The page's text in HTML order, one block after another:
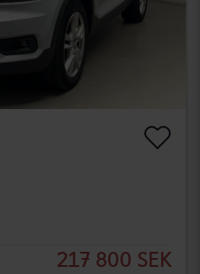
217 800 SEK